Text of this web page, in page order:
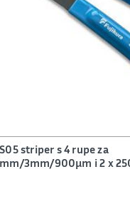
striper s 4 rupe za
3mm/900µm i 2 x